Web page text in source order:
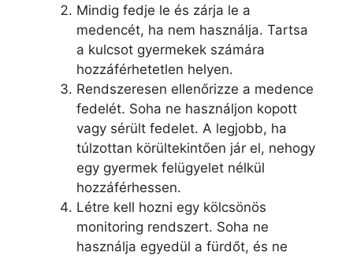
Mindig fedje le és zárja le a
medencét, ha nem használja. Tartsa
a kulcsot gyermekek számára
hozzáférhetetlen helyen.
Rendszeresen ellenőrizze a medence
fedelét. Soha ne használjon kopott
vagy sérült fedelet. A legjobb, ha
túlzottan körültekintően jár el, nehogy
egy gyermek felügyelet nélkül
hozzáférhessen.
Létre kell hozni egy kölcsönös
monitoring rendszert. Soha ne
használja egyedül a fürdőt, és ne